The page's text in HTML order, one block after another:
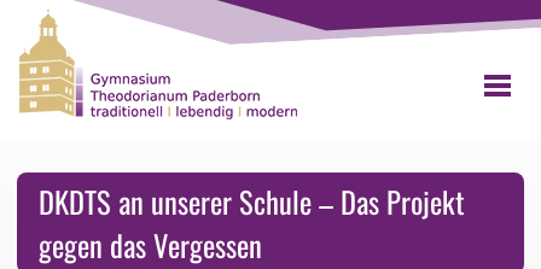
DKDTS an unserer Schule – Das Projekt
gegen das Vergessen